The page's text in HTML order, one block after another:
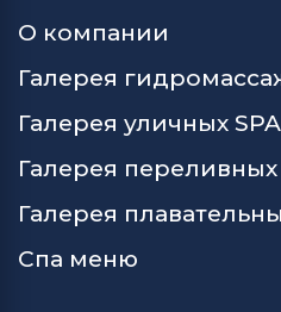
О компании
Галерея
Галерея уличных SPA
Галерея переливных
Галерея
Спа меню